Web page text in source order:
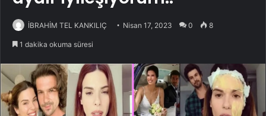
İBRAHİM TEL KANKILIÇ Nisan 17, 2023 0 8
1 dakika okuma süresi